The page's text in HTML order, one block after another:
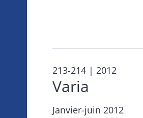
213-214 | 2012
Varia
Janvier-juin 2012